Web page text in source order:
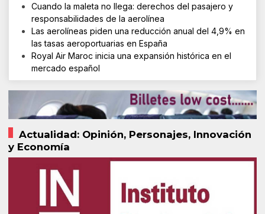
Cuando la maleta no llega: derechos del pasajero y
responsabilidades de la aerolínea
Las aerolíneas piden una reducción anual del 4,9% en
las tasas aeroportuarias en España
Royal Air Maroc inicia una expansión histórica en el
mercado español
Actualidad: Opinión, Personajes, Innovación
y Economía